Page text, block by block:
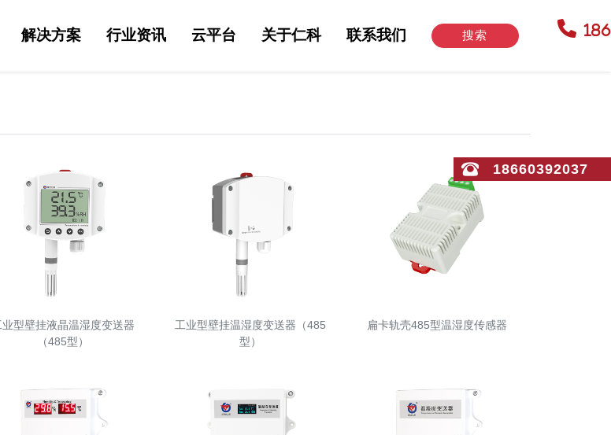
解决方案 行业资讯 云平台 关于仁科 联系我们 搜索
18660392037
业型壁挂液晶温湿度变送器
（485型）
工业型壁挂温湿度变送器（485
型）
扁卡轨壳485型温湿度传感器